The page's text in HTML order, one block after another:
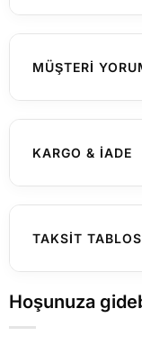
CINSIYET
UZUNLUK
MÜŞTERI
KARGO & İADE
Yurtiçi
Hafta içi
kargoya
TAKSIT
Hoşunuza